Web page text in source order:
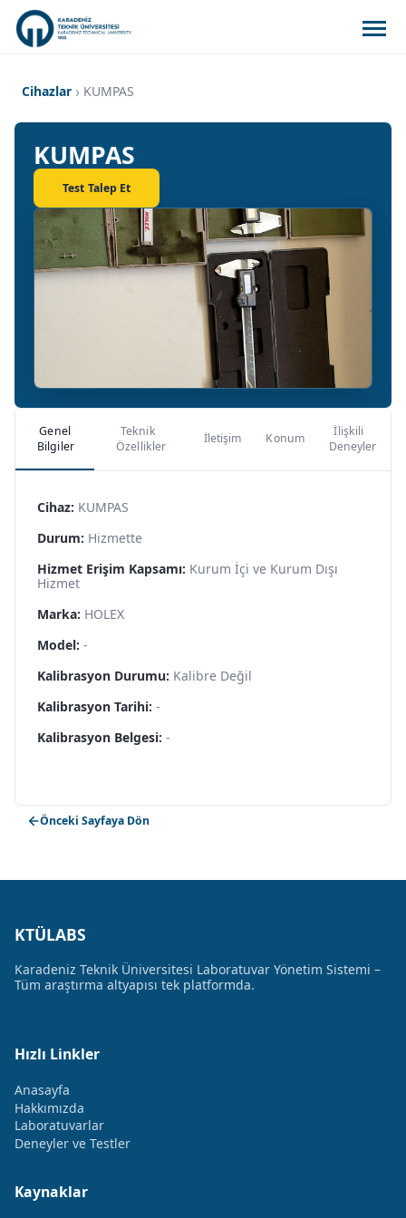
Cihazlar KUMPAS
KUMPAS
Test Talep Et
Genel
Bilgiler
Teknik
Özellikler
İletişim Konum
İlişkili
Deneyler
Cihaz: KUMPAS
Durum: Hizmette
Hizmet Erişim Kapsamı: Kurum İçi ve Kurum Dışı
Hizmet
Marka: HOLEX
Model: -
Kalibrasyon Durumu: Kalibre Değil
Kalibrasyon Tarihi: -
Kalibrasyon Belgesi: -
Önceki Sayfaya Dön
KTÜLABS
Karadeniz Teknik Üniversitesi Laboratuvar Yönetim Sistemi –
Tüm araştırma altyapısı tek platformda.
Hızlı Linkler
Anasayfa
Hakkımızda
Laboratuvarlar
Deneyler ve Testler
Kaynaklar